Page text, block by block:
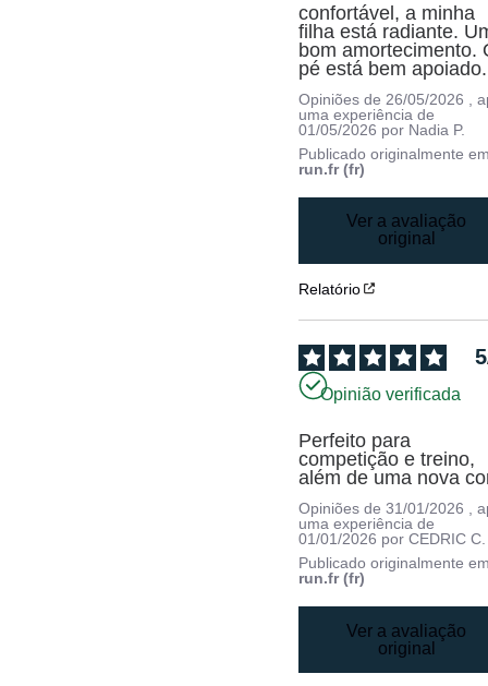
confortável, a minha
filha está radiante.
bom amortecimento.
pé está bem apoiado.
Opiniões de 26/05/2026
,
uma experiência de
01/05/2026 por Nadia P.
Publicado originalmente
run.fr (fr)
Ver a avaliação
original
Relatório
5
Opinião verificada
Perfeito para
competição e treino,
além de uma nova
Opiniões de31/01/2026
,
uma experiência de
01/01/2026 porCEDRIC C.
Publicado originalmente
run.fr (fr)
Ver a avaliação
original